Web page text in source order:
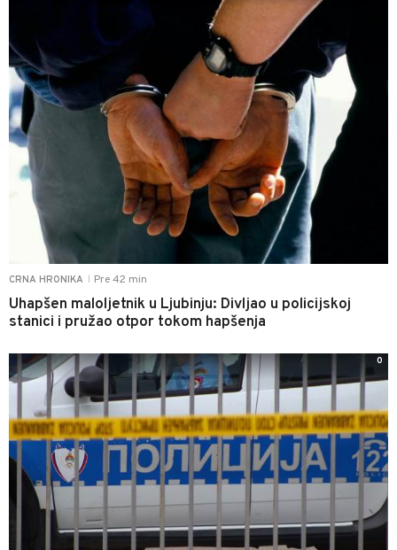
CRNA HRONIKA Pre 42 min
Uhapšen maloljetnik u Ljubinju: Divljao u policijskoj
stanici i pružao otpor tokom hapšenja
0